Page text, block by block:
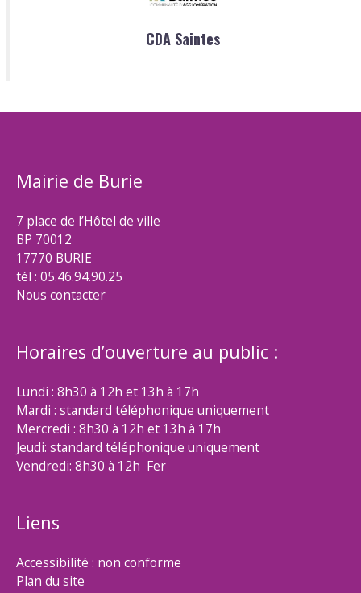
CDA Saintes
Mairie de Burie
7 place de l’Hôtel de ville
BP 70012
17770 BURIE
tél : 05.46.94.90.25
Nous contacter
Horaires d’ouverture au public :
Lundi : 8h30 à 12h et 13h à 17h
Mardi : standard téléphonique uniquement
Mercredi : 8h30 à 12h et 13h à 17h
Jeudi: standard téléphonique uniquement
Vendredi: 8h30 à 12h Fer
Liens
Accessibilité : non conforme
Plan du site